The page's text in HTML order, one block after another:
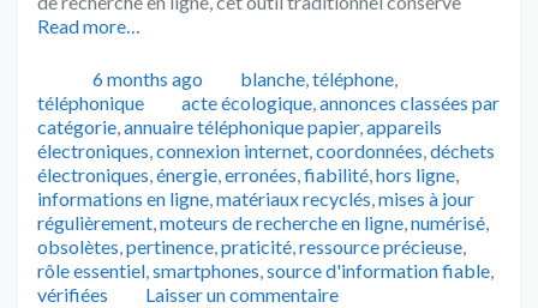
Read more…
Publié
6 months ago Catégories
blanche,téléphone,
téléphonique
Tags
acte écologique,annonces classées par
catégorie,annuaire téléphonique papier,appareils
électroniques,connexion internet,coordonnées,déchets
électroniques,énergie,erronées,fiabilité,hors ligne,
informations en ligne,matériaux recyclés,mises à jour
régulièrement,moteurs de recherche en ligne,numérisé,
obsolètes,pertinence,praticité,ressource précieuse,
rôle essentiel,smartphones,source d'information fiable,
vérifiées
Laisser un commentaire